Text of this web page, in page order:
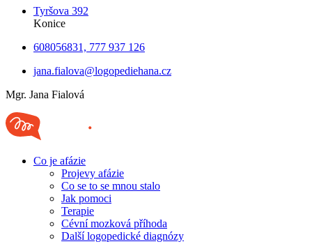
Tyršova 392
Konice
608056831, 777 937 126
jana.fialova@logopediehana.cz
Mgr. Jana Fialová
Co je afázie
Projevy afázie
Co se to se mnou stalo
Jak pomoci
Terapie
Cévní mozková příhoda
Další logopedické diagnózy